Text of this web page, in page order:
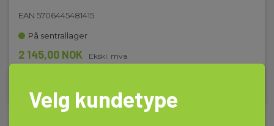
EAN 5706445481415
På sentrallager
2 145,00 NOK Ekskl. mva
Velg kundetype